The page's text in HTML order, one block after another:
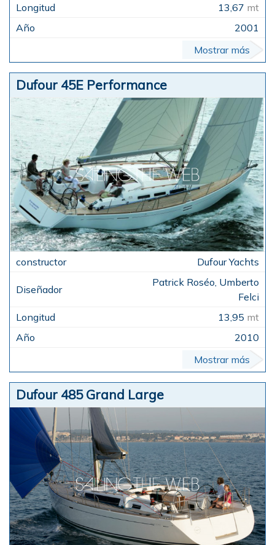
13,67 mt
2001
Mostrar más
Dufour 45E Performance
Dufour Yachts
Patrick Roséo, Umberto
Felci
13,95 mt
2010
Mostrar más
Dufour 485 Grand Large